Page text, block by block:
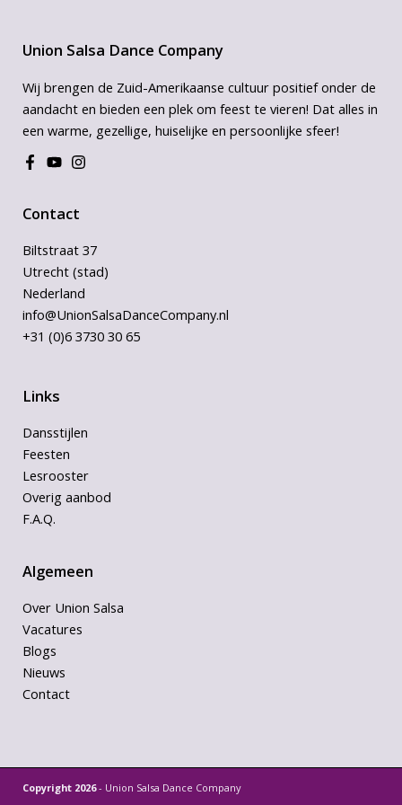
Union Salsa Dance Company
Wij brengen de Zuid-Amerikaanse cultuur positief onder de
aandacht en bieden een plek om feest te vieren! Dat alles in
een warme, gezellige, huiselijke en persoonlijke sfeer!
Contact
Biltstraat 37
Utrecht (stad)
Nederland
info@UnionSalsaDanceCompany.nl
+31 (0)6 3730 30 65
Links
Dansstijlen
Feesten
Lesrooster
Overig aanbod
F.A.Q.
Algemeen
Over Union Salsa
Vacatures
Blogs
Nieuws
Contact
Copyright 2026- Union Salsa Dance Company